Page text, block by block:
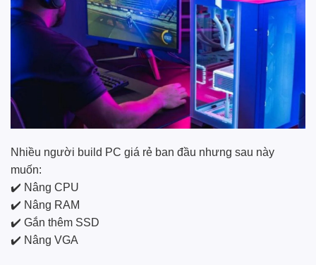
Nhiều người build PC giá rẻ ban đầu nhưng sau này
muốn:
✔️ Nâng CPU
✔️ Nâng RAM
✔️ Gắn thêm SSD
✔️ Nâng VGA